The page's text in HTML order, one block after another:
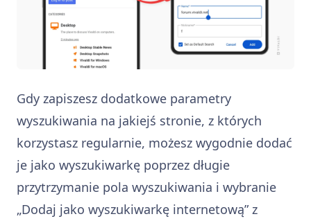
Gdy zapiszesz dodatkowe parametry
wyszukiwania na jakiejś stronie, z których
korzystasz regularnie, możesz wygodnie dodać
je jako wyszukiwarkę poprzez długie
przytrzymanie pola wyszukiwania i wybranie
„Dodaj jako wyszukiwarkę internetową” z